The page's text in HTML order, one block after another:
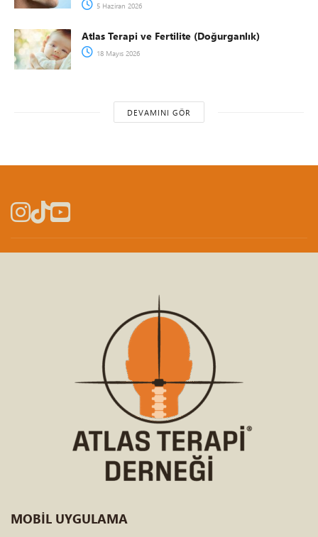
5 Haziran 2026
Atlas Terapi ve Fertilite (Doğurganlık)
18 Mayıs 2026
DEVAMINI GÖR
MOBİL UYGULAMA